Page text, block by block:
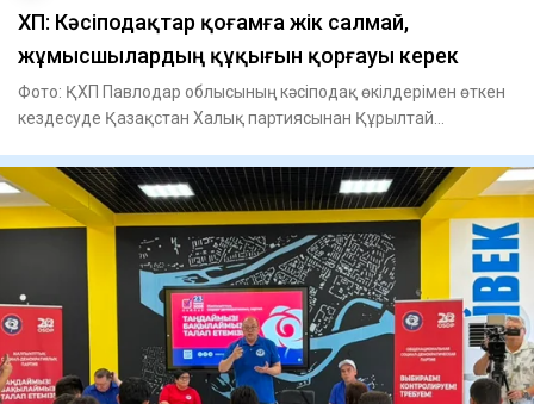
ҚХП: Кәсіподақтар қоғамға жік салмай,
жұмысшылардың құқығын қорғауы керек
Фото: ҚХП Павлодар облысының кәсіподақ өкілдерімен өткен
кездесуде Қазақстан Халық партиясынан Құрылтай